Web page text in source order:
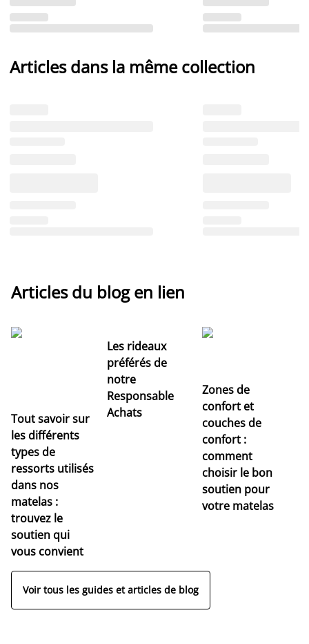
Articles dans la même collection
Articles du blog en lien
Tout savoir sur
les différents
types de
ressorts utilisés
dans nos
matelas :
trouvez le
soutien qui
vous convient
Les rideaux
préférés de
notre
Responsable
Achats
Zones de
confort et
couches de
confort :
comment
choisir le bon
soutien pour
votre matelas
Voir tous les guides et articles de blog